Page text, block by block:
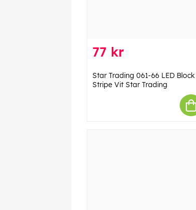
77 kr
Star Trading 061-66 LED Block
Stripe Vit Star Trading